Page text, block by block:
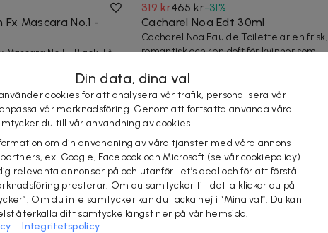
Fx Mascara No.1 -
Mascara No.1 - Black. Få
med vår extrema
leverans
319 kr465 kr-31%
Cacharel Noa Edt 30ml
Cacharel Noa Eau de Toilette är en frisk,
romantisk och ren doft för kvinnor som
10+ köpta
Din data, dina val
cookies för att analysera vår trafik, personalisera vår
vår marknadsföring. Genom att fortsätta använda våra
du till vår användning av cookies.
om din användning av våra tjänster med våra annons-
ex. Google, Facebook och Microsoft (se vår cookiepolicy)
relevanta annonser på och utanför Let’s deal och för att förstå
presterar. Om du samtycker till detta klickar du på
Om du inte samtycker kan du tacka nej i “Mina val”. Du kan
återkalla ditt samtycke längst ner på vår hemsida.
Integritetspolicy